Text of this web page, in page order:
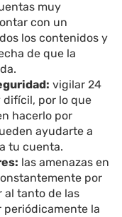
muy
con un
los contenidos y
de que la
vigilar 24
difícil, por lo que
hacerlo por
ayudarte a
tu cuenta.
las amenazas en
por
al tanto de las
periódicamente la